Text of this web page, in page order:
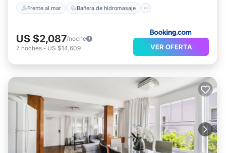
Frente al mar Bañera de hidromasaje
US $2,087/noche
7 noches - US $14,609 VER OFERTA